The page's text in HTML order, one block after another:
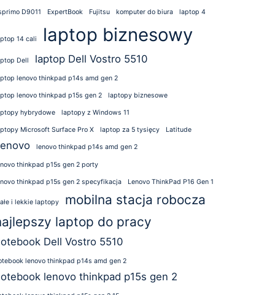
D9011 ExpertBook Fujitsu komputer do biura laptop 4
14 cali laptop biznesowy
Dell laptop Dell Vostro 5510
lenovo thinkpad p14s amd gen 2
lenovo thinkpad p15s gen 2 laptopy biznesowe
hybrydowe laptopy z Windows 11
Microsoft Surface Pro X laptop za 5 tysięcy Latitude
lenovo thinkpad p14s amd gen 2
thinkpad p15s gen 2 porty
thinkpad p15s gen 2 specyfikacja Lenovo ThinkPad P16 Gen 1
i lekkie laptopy
mobilna stacja robocza
laptop do pracy
Dell Vostro 5510
lenovo thinkpad p14s amd gen 2
lenovo thinkpad p15s gen 2